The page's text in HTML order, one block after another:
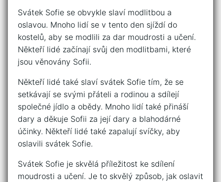
Svátek Sofie se obvykle slaví modlitbou a
oslavou. Mnoho lidí se v tento den sjíždí do
kostelů, aby se modlili za dar moudrosti a učení.
Někteří lidé začínají svůj den modlitbami, které
jsou věnovány Sofii.
Někteří lidé také slaví svátek Sofie tím, že se
setkávají se svými přáteli a rodinou a sdílejí
společné jídlo a obědy. Mnoho lidí také přináší
dary a děkuje Sofii za její dary a blahodárné
účinky. Někteří lidé také zapalují svíčky, aby
oslavili svátek Sofie.
Svátek Sofie je skvělá příležitost ke sdílení
moudrosti a učení. Je to skvělý způsob, jak oslavit